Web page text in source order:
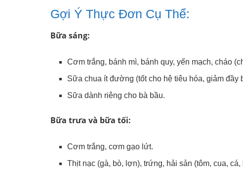
Gợi Ý Thực Đơn Cụ Thể:
Bữa sáng:
Cơm trắng, bánh mì, bánh quy, yến mạch, cháo
Sữa chua ít đường (tốt cho hệ tiêu hóa, giảm đầy
Sữa dành riêng cho bà bầu.
Bữa trưa và bữa tối:
Cơm trắng, cơm gạo lứt.
Thịt nạc (gà, bò, lợn), trứng, hải sản (tôm, cua,